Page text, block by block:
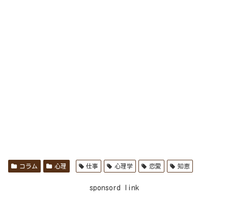
コラム 心理 仕事 心理学 恋愛 知恵
sponsord link